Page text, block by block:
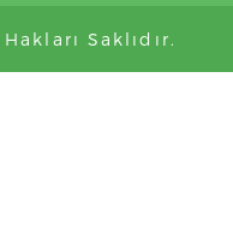
Saklıdır.